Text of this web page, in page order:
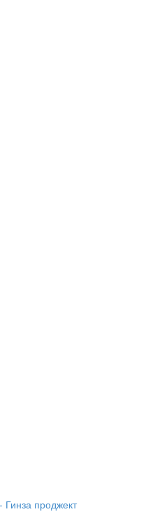
Гинза проджект